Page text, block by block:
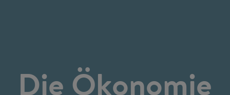
Die Ökonomie